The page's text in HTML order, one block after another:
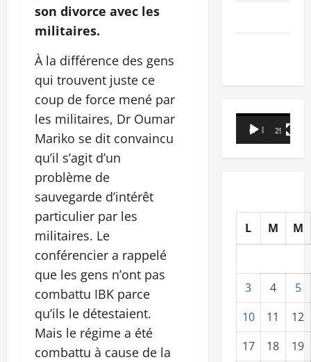
son divorce avec les
militaires.
À la différence des gens
qui trouvent juste ce
coup de force mené par
les militaires, Dr Oumar
Mariko se dit convaincu
qu’il s’agit d’un
problème de
sauvegarde d’intérêt
particulier par les
militaires. Le
conférencier a rappelé
que les gens n’ont pas
combattu IBK parce
qu’ils le détestaient.
Mais le régime a été
combattu à cause de la
Lecteur
vidéo
00:00 29:21
L M M
3 4
5
10
11
12
17
18
19